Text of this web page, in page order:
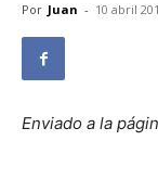
Por Juan - 10 abril
Enviado a la